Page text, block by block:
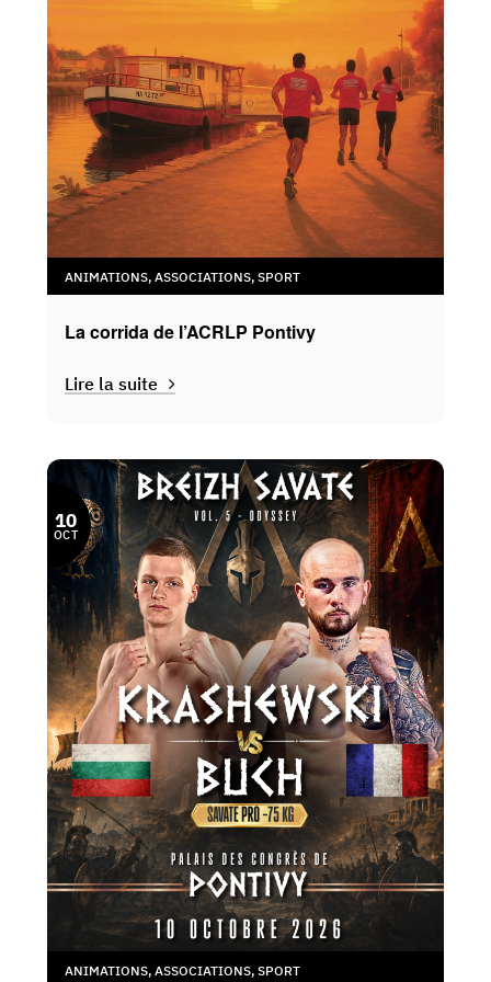
ANIMATIONS,ASSOCIATIONS,SPORT
La corrida de l’ACRLP Pontivy
Lire la suite
10
OCT
ANIMATIONS,ASSOCIATIONS,SPORT